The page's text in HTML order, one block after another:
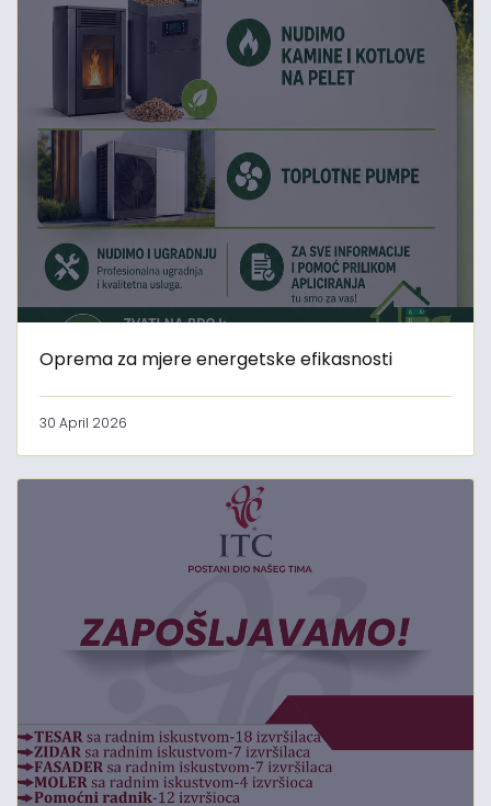
Oprema za mjere energetske efikasnosti
30 April 2026